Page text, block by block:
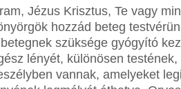
Jézus Krisztus, Te vagy
hozzád beteg
szüksége gyógyító
lényét, különösen
vannak, amelyeket